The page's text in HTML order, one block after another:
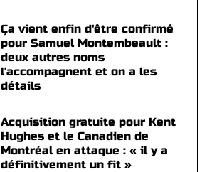
Ça vient enfin d'être confirmé
pour Samuel Montembeault :
deux autres noms
l'accompagnent et on a les
détails
Acquisition gratuite pour Kent
Hughes et le Canadien de
Montréal en attaque : « il y a
définitivement un fit »